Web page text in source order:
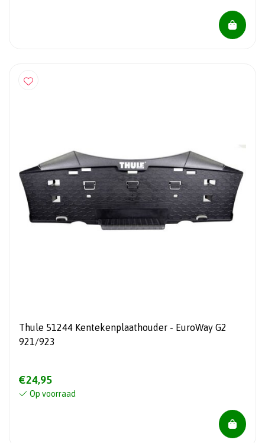
Thule 51244 Kentekenplaathouder - EuroWay G2
921/923
€24,95
Op voorraad